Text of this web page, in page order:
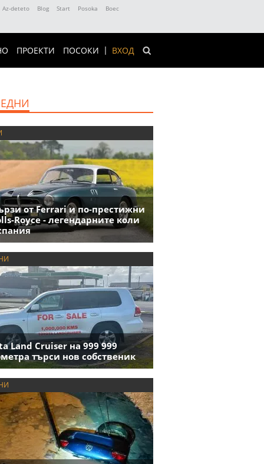
Az-deteto Blog Start Posoka
Boec
ВХОД
ПРОЕКТИ ПОСОКИ
от Ferrari и по-престижни
Royce - легендарните коли
Land Cruiser на 999 999
търси нов собственик